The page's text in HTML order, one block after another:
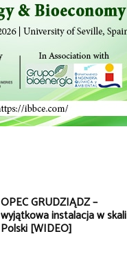
OPEC GRUDZIĄDZ –
wyjątkowa instalacja w skali
Polski [WIDEO]